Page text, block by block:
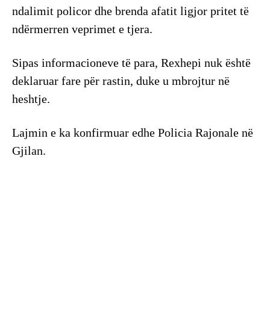
ndalimit policor dhe brenda afatit ligjor pritet të
ndërmerren veprimet e tjera.
Sipas informacioneve të para, Rexhepi nuk është
deklaruar fare për rastin, duke u mbrojtur në
heshtje.
Lajmin e ka konfirmuar edhe Policia Rajonale në
Gjilan.